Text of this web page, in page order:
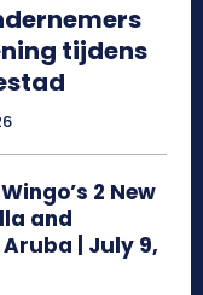
tijdens
2 New
and
| July 9,